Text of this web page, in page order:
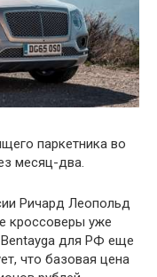
паркетника во
месяц-два.
Ричард Леопольд
кроссоверы уже
для РФ еще
что базовая цена